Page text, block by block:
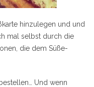
hinzulegen und und
mal selbst durch die
die dem Süße-
Und wenn